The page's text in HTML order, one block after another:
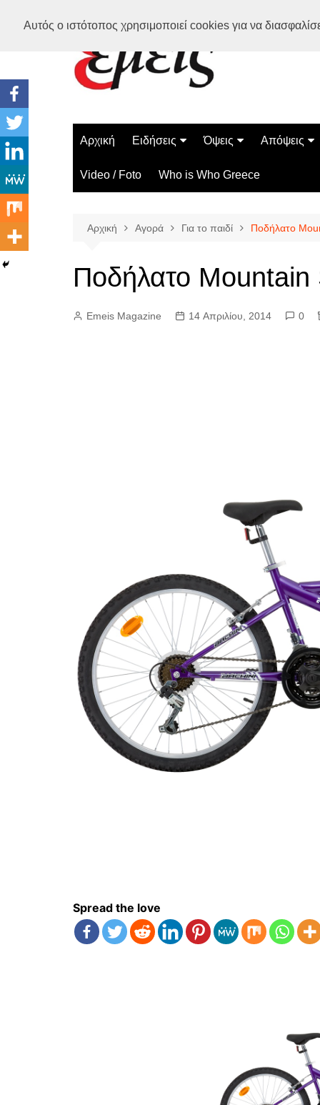
Αυτός ο ιστότοπος χρησιμοποιεί cookies για να
Αρχική Ειδήσεις
Ελλάδα
Διεθνή
Όψεις
Διάστημα
Επιστήμη
Απόψεις
Video / Foto Who is Who Greece
Αρχική Αγορά Για το παιδί Ποδήλατο
Ποδήλατο
Emeis Magazine 14 Απριλίου, 2014 0
Spread the love